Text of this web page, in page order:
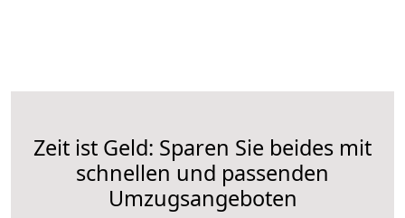
Zeit ist Geld: Sparen Sie beides mit
schnellen und passenden
Umzugsangeboten